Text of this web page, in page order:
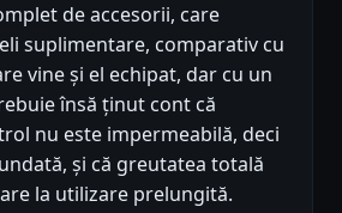
de accesorii, care
suplimentare, comparativ cu
vine și el echipat, dar cu un
însă ținut cont că
nu este impermeabilă, deci
și că greutatea totală
la utilizare prelungită.